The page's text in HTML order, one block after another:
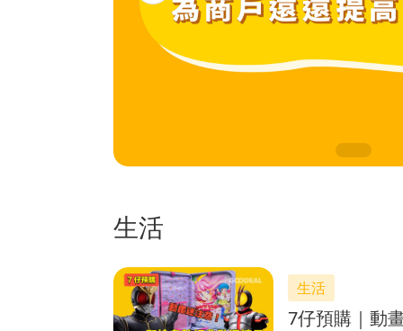
生活
生活
7仔預購｜動